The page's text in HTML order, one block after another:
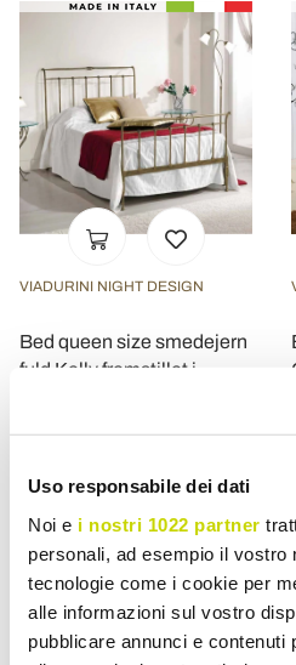
Uso responsabile dei dati
Noi e i nostri 1022 partner
personali, ad esempio il vostro
tecnologie come i cookie per
alle informazioni sul vostro
pubblicare annunci e contenuti
VIADURINI NIGHT DESIGN
Bed queen size smedejern
fuld Kelly fremstillet i
kr 23.304,05 kr 29.130,08